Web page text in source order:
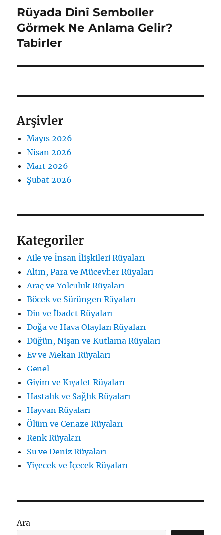
Sonraki
yazı:
Rüyada Dinî Semboller
Görmek Ne Anlama Gelir?
Tabirler
Arşivler
Mayıs 2026
Nisan 2026
Mart 2026
Şubat 2026
Kategoriler
Aile ve İnsan İlişkileri Rüyaları
Altın, Para ve Mücevher Rüyaları
Araç ve Yolculuk Rüyaları
Böcek ve Sürüngen Rüyaları
Din ve İbadet Rüyaları
Doğa ve Hava Olayları Rüyaları
Düğün, Nişan ve Kutlama Rüyaları
Ev ve Mekan Rüyaları
Genel
Giyim ve Kıyafet Rüyaları
Hastalık ve Sağlık Rüyaları
Hayvan Rüyaları
Ölüm ve Cenaze Rüyaları
Renk Rüyaları
Su ve Deniz Rüyaları
Yiyecek ve İçecek Rüyaları
Ara